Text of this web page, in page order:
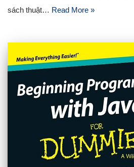
sách thuật… Read More »